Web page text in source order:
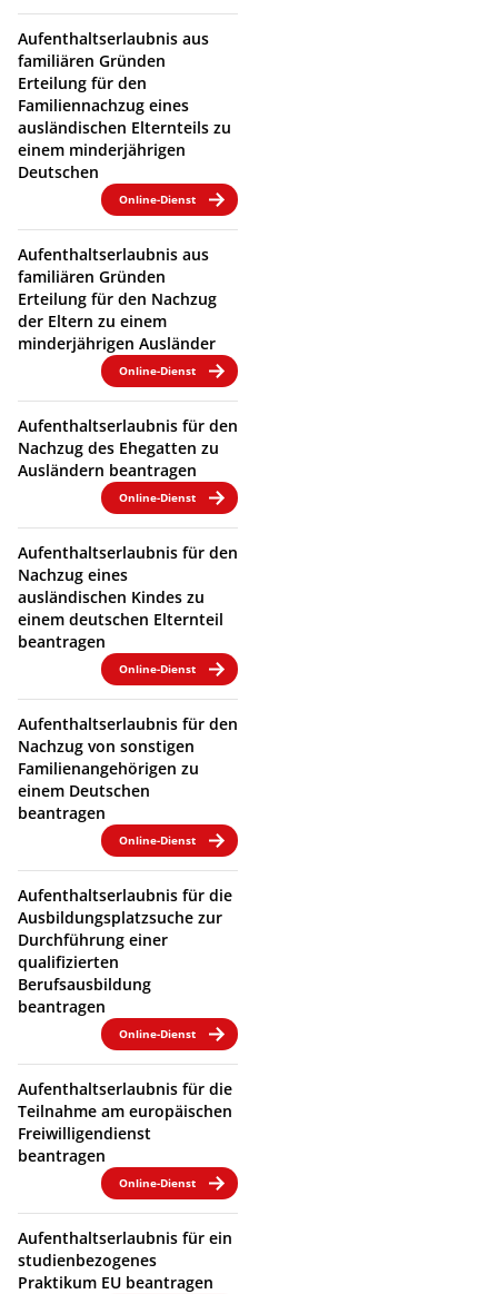
Aufenthaltserlaubnis aus
familiären Gründen
Erteilung für den
Familiennachzug eines
ausländischen Elternteils zu
einem minderjährigen
Deutschen
Online-Dienst
Aufenthaltserlaubnis aus
familiären Gründen
Erteilung für den Nachzug
der Eltern zu einem
minderjährigen Ausländer
Online-Dienst
Aufenthaltserlaubnis für den
Nachzug des Ehegatten zu
Ausländern beantragen
Online-Dienst
Aufenthaltserlaubnis für den
Nachzug eines
ausländischen Kindes zu
einem deutschen Elternteil
beantragen
Online-Dienst
Aufenthaltserlaubnis für den
Nachzug von sonstigen
Familienangehörigen zu
einem Deutschen
beantragen
Online-Dienst
Aufenthaltserlaubnis für die
Ausbildungsplatzsuche zur
Durchführung einer
qualifizierten
Berufsausbildung
beantragen
Online-Dienst
Aufenthaltserlaubnis für die
Teilnahme am europäischen
Freiwilligendienst
beantragen
Online-Dienst
Aufenthaltserlaubnis für ein
studienbezogenes
Praktikum EU beantragen